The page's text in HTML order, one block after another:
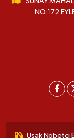
NO:172
Uşak Nöbetçi